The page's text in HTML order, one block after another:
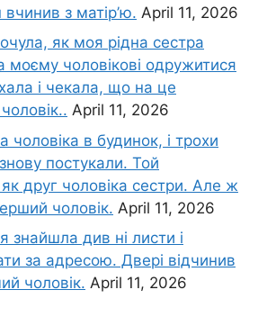
вчинив з матір’ю. April 11, 2026
як моя рідна сестра
моєму чоловікові одружитися
і чекала, що на це
April 11, 2026
чоловіка в будинок, і трохи
постукали. Той
друг чоловіка сестри. Але ж
чоловік. April 11, 2026
знайшла див ні листи і
за адресою. Двері відчинив
чоловік. April 11, 2026